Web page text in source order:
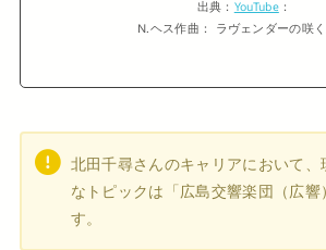
出典： YouTube：
N.ヘス作曲： ラヴェンダーの咲
北田千尋さんのキャリアにおいて、
なトピックは「広島交響楽団（広
す。